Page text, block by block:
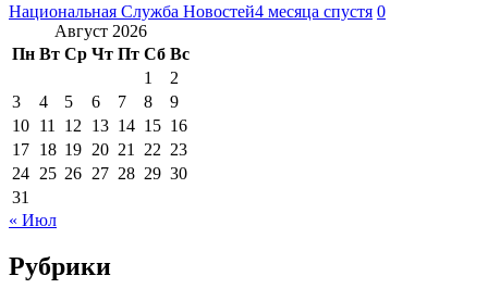
Национальная Служба Новостей4 месяца спустя 0
Август 2026
Пн Вт Ср Чт Пт Сб Вс
1
2
3
4 5 6 7 8
9
10 11 12 13 14 15 16
17 18 19 20 21 22 23
24 25 26 27 28 29 30
31
« Июл
Рубрики